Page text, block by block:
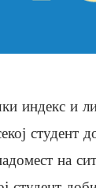
индекс и
студент
на